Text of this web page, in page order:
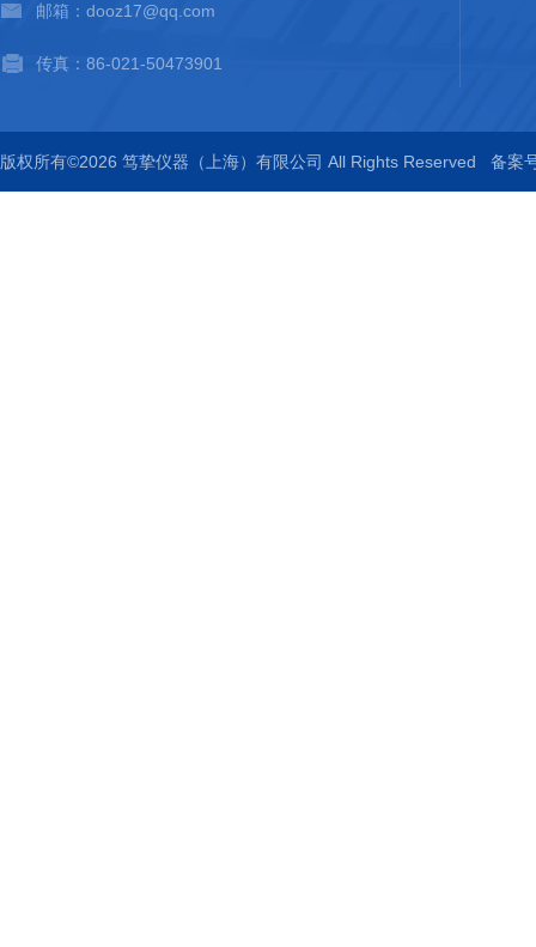
邮箱：dooz17@qq.com
传真：86-021-50473901
版权所有©2026 笃挚仪器（上海）有限公司 All Rights Reserved 备案